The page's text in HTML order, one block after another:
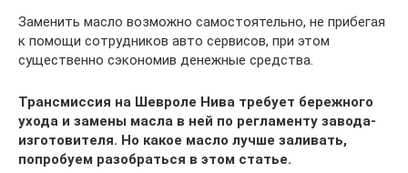
Заменить масло возможно самостоятельно, не прибегая
к помощи сотрудников авто сервисов, при этом
существенно сэкономив денежные средства.
Трансмиссия на Шевроле Нива требует бережного
ухода и замены масла в ней по регламенту завода-
изготовителя. Но какое масло лучше заливать,
попробуем разобраться в этом статье.